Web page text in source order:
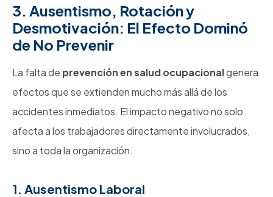
3. Ausentismo, Rotación y
Desmotivación: El Efecto Dominó
de No Prevenir
La falta de prevención en salud ocupacionalgenera
efectos que se extienden mucho más allá de los
accidentes inmediatos. El impacto negativo no solo
afecta a los trabajadores directamente involucrados,
sino a toda la organización.
1. Ausentismo Laboral